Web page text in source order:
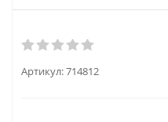
Артикул:714812